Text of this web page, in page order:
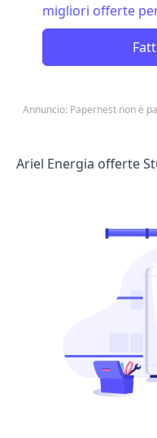
migliori offerte
Annuncio: Papernest non è
Ariel Energia offerte